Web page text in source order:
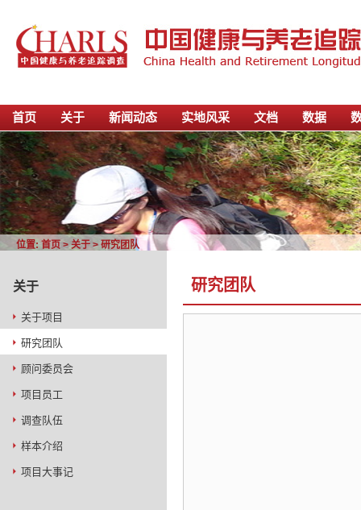
首页 关于 新闻动态 实地风采 文档 数据
位置: 首页>关于 > 研究团队
关于
关于项目
研究团队
顾问委员会
项目员工
调查队伍
样本介绍
项目大事记
研究团队